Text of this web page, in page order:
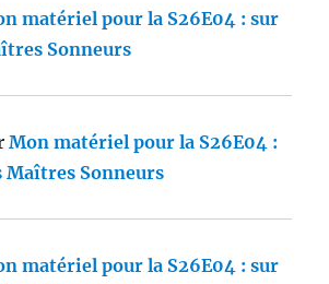
matériel pour la S26E04 : sur
Sonneurs
Mon matériel pour la S26E04 :
Maîtres Sonneurs
matériel pour la S26E04 : sur